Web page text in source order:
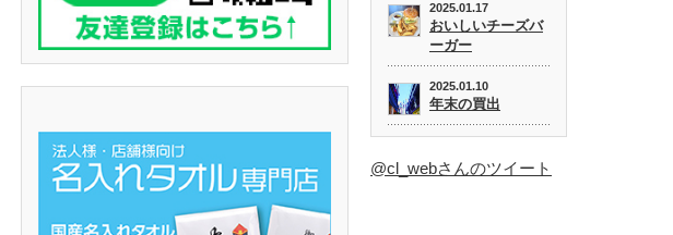
2025.01.17
おいしいチーズバ
ーガー
2025.01.10
年末の買出
@cl_webさんのツイート